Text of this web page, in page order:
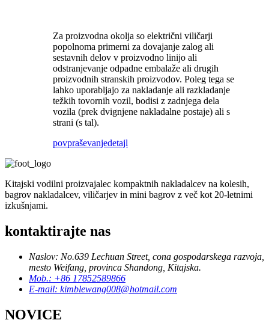
Za proizvodna okolja so električni viličarji
popolnoma primerni za dovajanje zalog ali
sestavnih delov v proizvodno linijo ali
odstranjevanje odpadne embalaže ali drugih
proizvodnih stranskih proizvodov. Poleg tega se
lahko uporabljajo za nakladanje ali razkladanje
težkih tovornih vozil, bodisi z zadnjega dela
vozila (prek dvignjene nakladalne postaje) ali s
strani (s tal).
povpraševanjedetajl
Kitajski vodilni proizvajalec kompaktnih nakladalcev na kolesih,
bagrov nakladalcev, viličarjev in mini bagrov z več kot 20-letnimi
izkušnjami.
kontaktirajte nas
Naslov: No.639 Lechuan Street, cona gospodarskega razvoja,
mesto Weifang, provinca Shandong, Kitajska.
Mob.: +86 17852589866
E-mail: kimblewang008@hotmail.com
NOVICE